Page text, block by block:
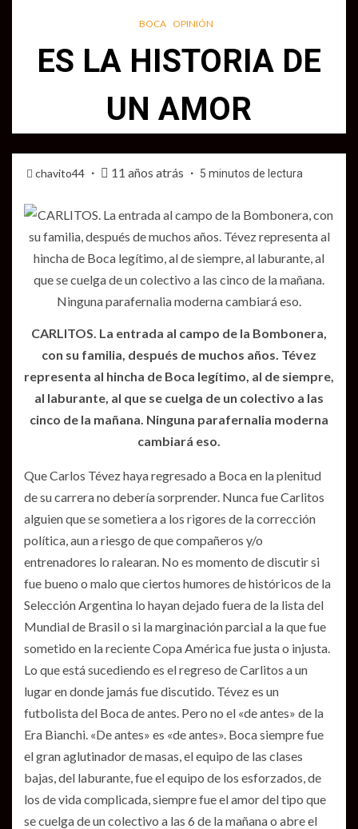
BOCA OPINIÓN
ES LA HISTORIA DE
UN AMOR
chavito44 11 años atrás 5 minutos de lectura
CARLITOS. La entrada al campo de la Bombonera,
con su familia, después de muchos años. Tévez
representa al hincha de Boca legítimo, al de siempre,
al laburante, al que se cuelga de un colectivo a las
cinco de la mañana. Ninguna parafernalia moderna
cambiará eso.
Que Carlos Tévez haya regresado a Boca en la plenitud
de su carrera no debería sorprender. Nunca fue Carlitos
alguien que se sometiera a los rigores de la corrección
política, aun a riesgo de que compañeros y/o
entrenadores lo ralearan. No es momento de discutir si
fue bueno o malo que ciertos humores de históricos de la
Selección Argentina lo hayan dejado fuera de la lista del
Mundial de Brasil o si la marginación parcial a la que fue
sometido en la reciente Copa América fue justa o injusta.
Lo que está sucediendo es el regreso de Carlitos a un
lugar en donde jamás fue discutido. Tévez es un
futbolista del Boca de antes. Pero no el «de antes» de la
Era Bianchi. «De antes» es «de antes». Boca siempre fue
el gran aglutinador de masas, el equipo de las clases
bajas, del laburante, fue el equipo de los esforzados, de
los de vida complicada, siempre fue el amor del tipo que
se cuelga de un colectivo a las 6 de la mañana o abre el